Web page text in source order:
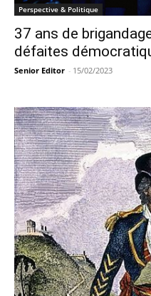
Perspective & Politique
37 ans de
défaites
Senior Editor - 15/02/2023